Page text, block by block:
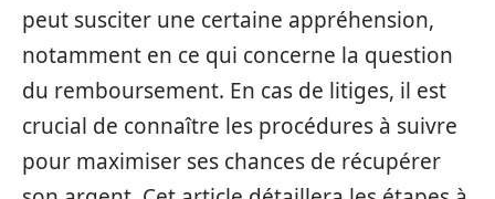
peut susciter une certaine appréhension,
notamment en ce qui concerne la question
du remboursement. En cas de litiges, il est
crucial de connaître les procédures à suivre
pour maximiser ses chances de récupérer